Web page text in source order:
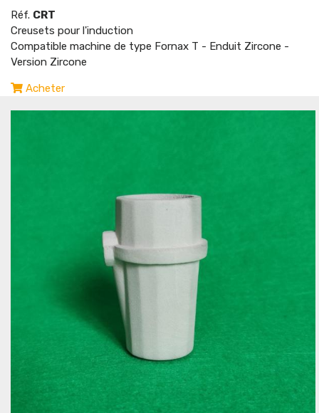
Réf. CRT
Creusets pour l'induction
Compatible machine de type Fornax T - Enduit Zircone -
Version Zircone
Acheter